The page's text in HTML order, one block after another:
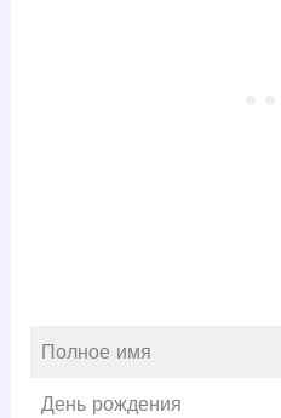
Полное имя
День рождения